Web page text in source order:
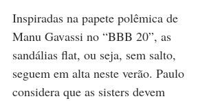
Inspiradas na papete polêmica de
Manu Gavassi no “BBB 20”, as
sandálias flat, ou seja, sem salto,
seguem em alta neste verão. Paulo
considera que as sisters devem